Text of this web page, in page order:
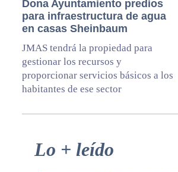
Dona Ayuntamiento predios
para infraestructura de agua
en casas Sheinbaum
JMAS tendrá la propiedad para
gestionar los recursos y
proporcionar servicios básicos a los
habitantes de ese sector
Primary
Lo + leído